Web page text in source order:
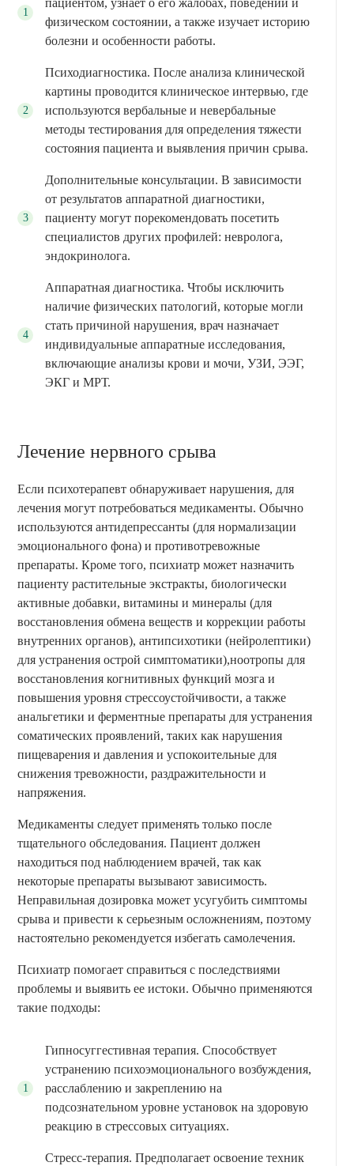
пациентом, узнает о его жалобах, поведении и
физическом состоянии, а также изучает историю
болезни и особенности работы.
Психодиагностика. После анализа клинической
картины проводится клиническое интервью, где
используются вербальные и невербальные
методы тестирования для определения тяжести
состояния пациента и выявления причин срыва.
Дополнительные консультации. В зависимости
от результатов аппаратной диагностики,
пациенту могут порекомендовать посетить
специалистов других профилей: невролога,
эндокринолога.
Аппаратная диагностика. Чтобы исключить
наличие физических патологий, которые могли
стать причиной нарушения, врач назначает
индивидуальные аппаратные исследования,
включающие анализы крови и мочи, УЗИ, ЭЭГ,
ЭКГ и МРТ.
Лечение нервного срыва
Если психотерапевт обнаруживает нарушения, для
лечения могут потребоваться медикаменты. Обычно
используются антидепрессанты (для нормализации
эмоционального фона) и противотревожные
препараты. Кроме того, психиатр может назначить
пациенту растительные экстракты, биологически
активные добавки, витамины и минералы (для
восстановления обмена веществ и коррекции работы
внутренних органов), антипсихотики (нейролептики)
для устранения острой симптоматики),ноотропы для
восстановления когнитивных функций мозга и
повышения уровня стрессоустойчивости, а также
анальгетики и ферментные препараты для устранения
соматических проявлений, таких как нарушения
пищеварения и давления и успокоительные для
снижения тревожности, раздражительности и
напряжения.
Медикаменты следует применять только после
тщательного обследования. Пациент должен
находиться под наблюдением врачей, так как
некоторые препараты вызывают зависимость.
Неправильная дозировка может усугубить симптомы
срыва и привести к серьезным осложнениям, поэтому
настоятельно рекомендуется избегать самолечения.
Психиатр помогает справиться с последствиями
проблемы и выявить ее истоки. Обычно применяются
такие подходы:
Гипносуггестивная терапия. Способствует
устранению психоэмоционального возбуждения,
расслаблению и закреплению на
подсознательном уровне установок на здоровую
реакцию в стрессовых ситуациях.
Стресс-терапия. Предполагает освоение техник